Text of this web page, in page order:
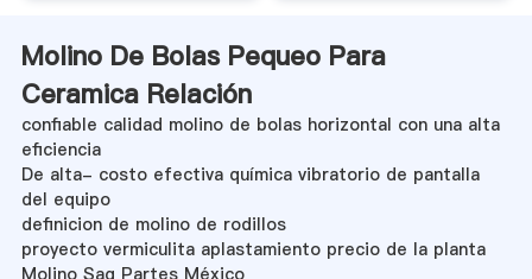
Molino De Bolas Pequeo Para
Ceramica Relación
confiable calidad molino de bolas horizontal con una alta
eficiencia
De alta- costo efectiva química vibratorio de pantalla
del equipo
definicion de molino de rodillos
proyecto vermiculita aplastamiento precio de la planta
Molino Sag Partes México